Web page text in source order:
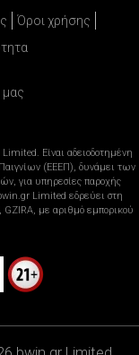
Όροι χρήσης
μας
Είναι αδειοδοτημένη
Παιγνίων (ΕΕΕΠ), δυνάμει των
για υπηρεσίες παροχής
Limited εδρεύει στη
με αριθμό εμπορικού